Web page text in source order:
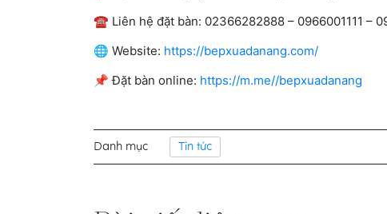
☎️ Liên hệ đặt bàn: 02366282888 – 0966001111 –
🌐 Website: https://bepxuadanang.com/
📌 Đặt bàn online: https://m.me//bepxuadanang
Danh mục Tin tức